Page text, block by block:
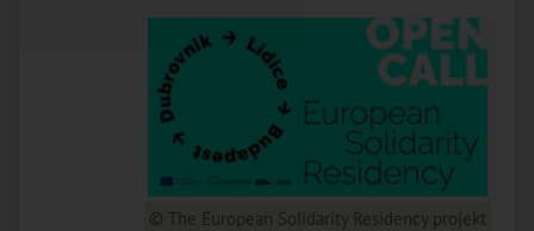
© The European Solidarity Residency projekt